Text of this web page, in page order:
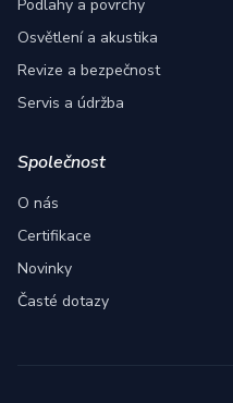
Podlahy a povrchy
Osvětlení a akustika
Revize a bezpečnost
Servis a údržba
Společnost
O nás
Certifikace
Novinky
Časté dotazy